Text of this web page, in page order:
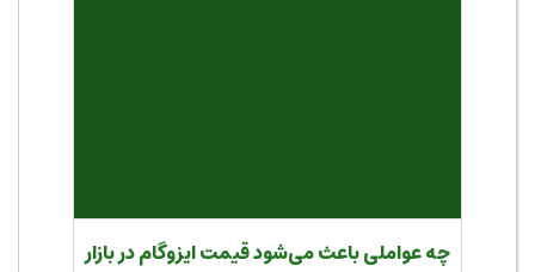
چه عواملی باعث می‌شود قیمت ایزوگام در بازار